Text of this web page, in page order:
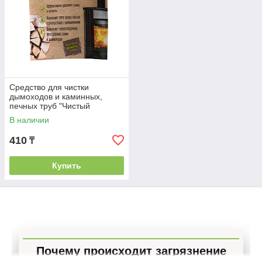
Средство для чистки
дымоходов и каминных,
печных труб "Чистый
дымоход", 30г
В наличии
410 ₸
Купить
Почему происходит загрязнение